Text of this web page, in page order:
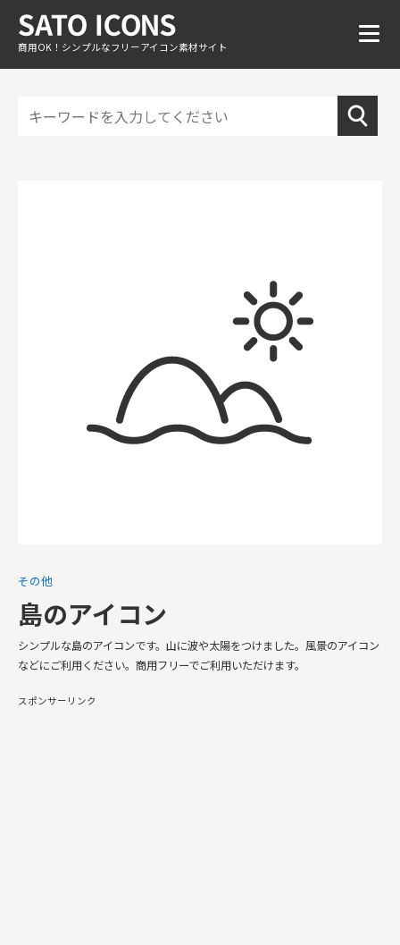
商用OK！シンプルなフリーアイコン素材サイト
その他
島のアイコン
シンプルな島のアイコンです。山に波や太陽をつけました。風景のアイコン
などにご利用ください。商用フリーでご利用いただけます。
スポンサーリンク